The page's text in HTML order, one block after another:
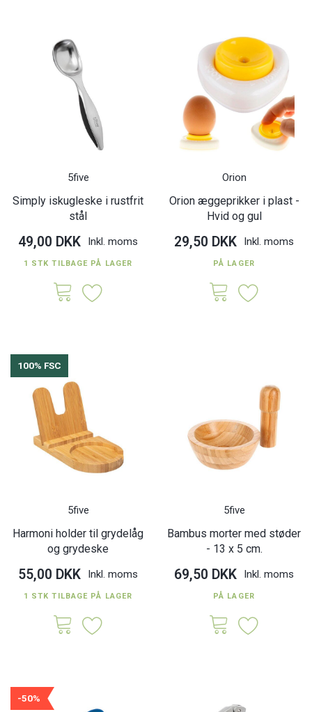
5five
Simply iskugleske i rustfrit
stål
49,00 DKK Inkl. moms
1 STK TILBAGE PÅ LAGER
Orion
Orion æggeprikker i plast -
Hvid og gul
29,50 DKK Inkl. moms
PÅ LAGER
100% FSC
5five
Harmoni holder til grydelåg
og grydeske
55,00 DKK Inkl. moms
1 STK TILBAGE PÅ LAGER
5five
Bambus morter med støder
- 13 x 5 cm.
69,50 DKK Inkl. moms
PÅ LAGER
-50%